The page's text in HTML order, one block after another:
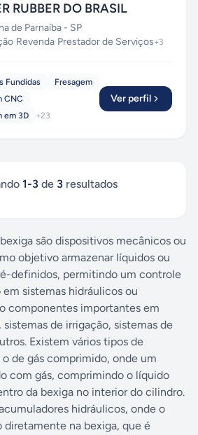
RUBBER DO BRASIL
de Parnaíba - SP
·Revenda·Prestador de Serviços+3
Fundidas
Fresagem
CNC
em 3D
+23
Ver perfil
1-3 de 3 resultados
são dispositivos mecânicos ou
objetivo armazenar líquidos ou
definidos, permitindo um controle
sistemas hidráulicos ou
componentes importantes em
sistemas de irrigação, sistemas de
Existem vários tipos de
de gás comprimido, onde um
com gás, comprimindo o líquido
da bexiga no interior do cilindro.
hidráulicos, onde o
diretamente na bexiga, que é